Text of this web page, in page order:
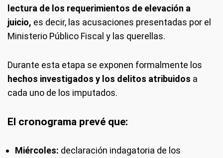
lectura de los requerimientos de elevación a
juicio, es decir, las acusaciones presentadas por el
Ministerio Público Fiscal y las querellas.
Durante esta etapa se exponen formalmente los
hechos investigados y los delitos atribuidos a
cada uno de los imputados.
El cronograma prevé que:
Miércoles: declaración indagatoria de los